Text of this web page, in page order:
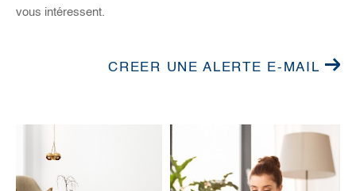
vous intéressent.
CREER UNE ALERTE E-MAIL